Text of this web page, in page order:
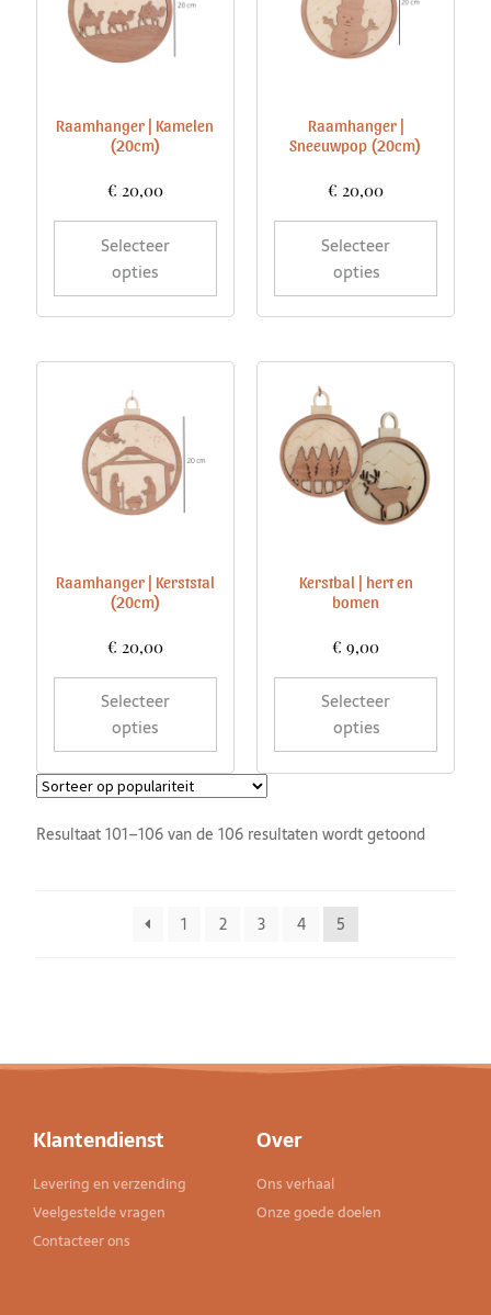
Raamhanger | Kamelen
(20cm)
€ 20,00
Selecteer
opties
Raamhanger |
Sneeuwpop (20cm)
€ 20,00
Selecteer
opties
Raamhanger | Kerststal
(20cm)
€ 20,00
Selecteer
opties
Kerstbal | hert en
bomen
€ 9,00
Selecteer
opties
Resultaat 101–106 van de 106 resultaten wordt getoond
1 2 3 4 5
Klantendienst
Levering en verzending
Veelgestelde vragen
Contacteer ons
Over
Ons verhaal
Onze goede doelen